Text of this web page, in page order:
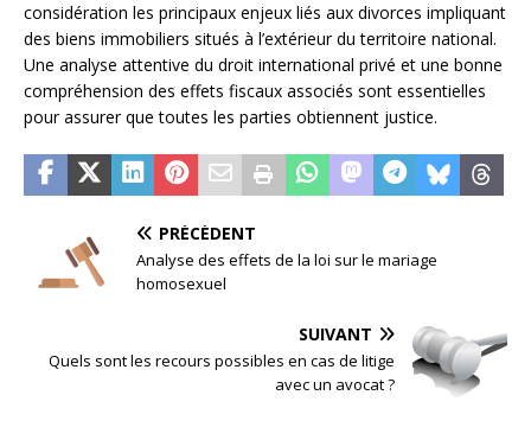
considération les principaux enjeux liés aux divorces impliquant
des biens immobiliers situés à l’extérieur du territoire national.
Une analyse attentive du droit international privé et une bonne
compréhension des effets fiscaux associés sont essentielles
pour assurer que toutes les parties obtiennent justice.
PRÉCÉDENT
Analyse des effets de la loi sur le mariage
homosexuel
SUIVANT
Quels sont les recours possibles en cas de litige
avec un avocat ?